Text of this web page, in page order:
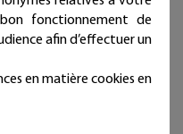
fonctionnement de
afin d’effectuer un
en matière cookies en